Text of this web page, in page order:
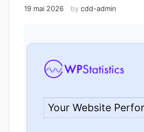
19 mai 2026 by cdd-admin
Your Website